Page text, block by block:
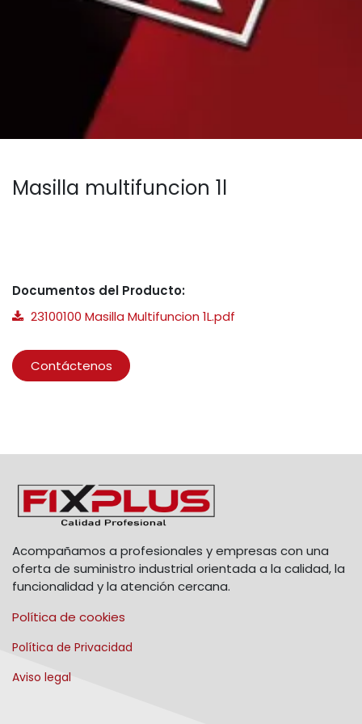
Masilla multifuncion 1l
Documentos del Producto:
23100100 Masilla Multifuncion 1L.pdf
Contáctenos
Acompañamos a profesionales y empresas con una
oferta de suministro industrial orientada a la calidad, la
funcionalidad y la atención cercana.
Política de cookies
Política de Privacidad
Aviso legal